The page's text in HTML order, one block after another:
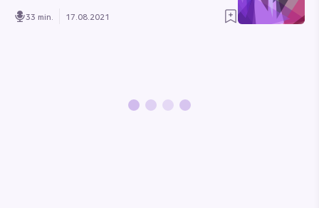
33 min. 17.08.2021